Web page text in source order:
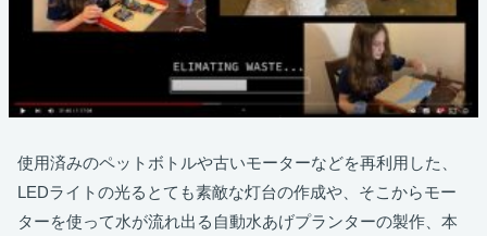
使用済みのペットボトルや古いモーターなどを再利用した、
LEDライトの光るとても素敵な灯台の作成や、そこからモー
ターを使って水が流れ出る自動水あげプランターの製作、本